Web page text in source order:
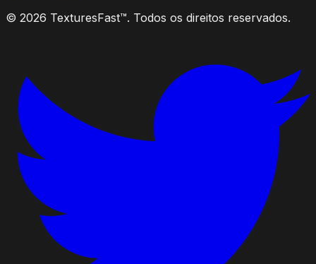
© 2026 TexturesFast™. Todos os direitos reservados.